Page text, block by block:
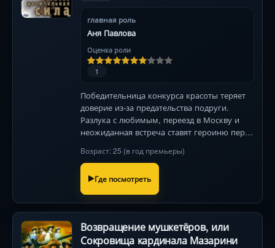
главная роль
Аня Павлова
Оценка роли
1
Победительница конкурса красоты теряет
доверие из-за предательства подруги.
Разлука с любимым, переезд в Москву и
неожиданная встреча ставят героиню перед
Возраст: 25 (в год премьеры)
Где посмотреть
Возвращение мушкетёров, или
Сокровища кардинала Мазарини